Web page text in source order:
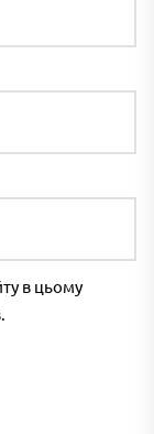
в цьому